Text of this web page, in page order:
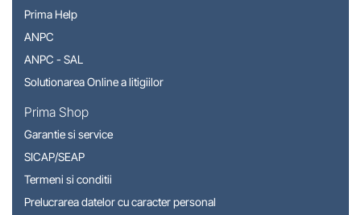
Prima Help
ANPC
ANPC - SAL
Solutionarea Online a litigiilor
Prima Shop
Garantie si service
SICAP/SEAP
Termeni si conditii
Prelucrarea datelor cu caracter personal